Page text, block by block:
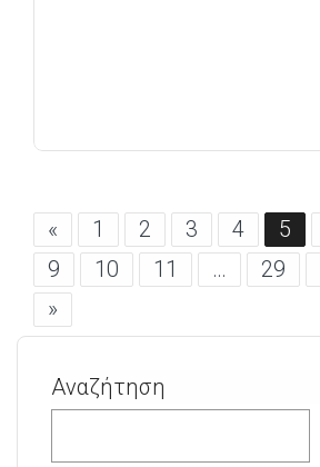
« 1 2 3 4 5
9
10 11 … 29
»
Αναζήτηση